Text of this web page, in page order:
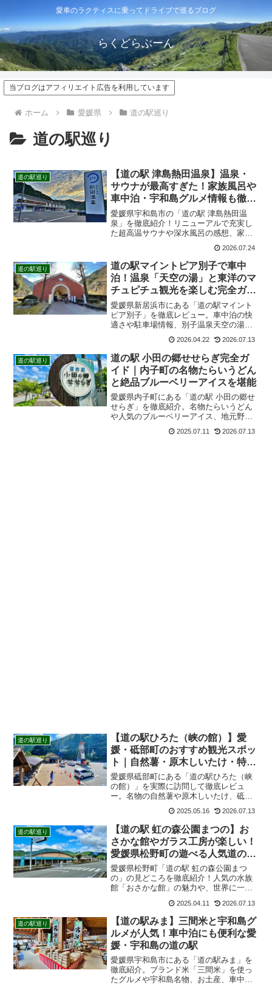
愛車のラクティスに乗ってドライブで巡るブログ
らくどらぶーん
当ブログはアフィリエイト広告を利用しています
ホーム 愛媛県 道の駅巡り
道の駅巡り
道の駅巡り
【道の駅 津島熱田温泉】温泉・
サウナが最高すぎた！家族風呂や
車中泊・宇和島グルメ情報も徹底
レビュー
愛媛県宇和島市の「道の駅 津島熱田温
泉」を徹底紹介！リニューアルで充実し
た超高温サウナや深水風呂の感想、家族
堂「あつたとと丸食堂」の絶品グルメま
で実体験を基に解説。宇和島観光の立ち
寄りスポットとして必見の施設です。
2026.07.24
道の駅巡り
道の駅マイントピア別子で車中
泊！温泉「天空の湯」と東洋のマ
チュピチュ観光を楽しむ完全ガイ
ド
愛媛県新居浜市にある「道の駅マイント
ピア別子」を徹底レビュー。車中泊の快
適さや駐車場情報、別子温泉天空の湯、
チュピチュ東平へのアクセスまで詳しく
紹介します。愛媛観光や車中泊旅の参考
にどうぞ。
2026.04.22 2026.07.13
道の駅巡り
道の駅 小田の郷せせらぎ完全ガ
イド｜内子町の名物たらいうどん
と絶品ブルーベリーアイスを堪能
愛媛県内子町にある「道の駅 小田の郷せ
せらぎ」を徹底紹介。名物たらいうどん
や人気のブルーベリーアイス、地元野菜
が並ぶ直売所の魅力を実体験レビュー。
営業時間やアクセス、駐車場情報、小田
2025.07.11 2026.07.13
道の駅巡り
【道の駅ひろた（峡の館）】愛
媛・砥部町のおすすめ観光スポッ
ト｜自然薯・原木しいたけ・特産
品・車中泊情報を紹介
愛媛県砥部町にある「道の駅ひろた（峡
の館）」を実際に訪問して徹底レビュ
ー。名物の自然薯や原木しいたけ、砥部
間、車中泊・仮眠情報まで詳しく紹介し
ます。松山や内子方面のドライブ休憩に
もおすすめの道の駅です。
2025.05.16 2026.07.13
道の駅巡り
【道の駅 虹の森公園まつの】お
さかな館やガラス工房が楽しい！
愛媛県松野町の遊べる人気道の駅
を徹底紹介
愛媛県松野町「道の駅 虹の森公園まつ
の」の見どころを徹底紹介！人気の水族
館「おさかな館」の魅力や、世界に一つ
直市「かごもり市場」の最新情報まで網
羅。四万十川観光の拠点として外せない
人気スポットの楽しみ方をブログで詳し
く解説します。
2025.04.11 2026.07.13
道の駅巡り
【道の駅みま】三間米と宇和島グ
ルメが人気！車中泊にも便利な愛
媛・宇和島の道の駅
愛媛県宇和島市にある「道の駅みま」を
徹底紹介。ブランド米「三間米」を使っ
たグルメや宇和島名物、お土産、車中泊